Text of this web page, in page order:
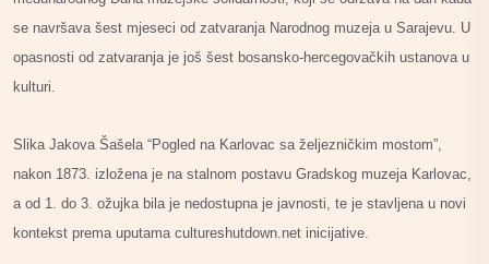
se navršava šest mjeseci od zatvaranja Narodnog muzeja u Sarajevu. U
opasnosti od zatvaranja je još šest bosansko-hercegovačkih ustanova u
kulturi.
Slika Jakova Šašela “Pogled na Karlovac sa željezničkim mostom”,
nakon 1873. izložena je na stalnom postavu Gradskog muzeja Karlovac,
a od 1. do 3. ožujka bila je nedostupna je javnosti, te je stavljena u novi
kontekst prema uputama cultureshutdown.net inicijative.